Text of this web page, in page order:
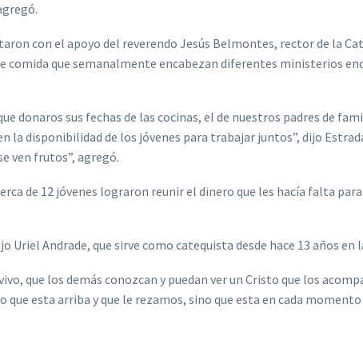
con el apoyo del reverendo Jesús Belmontes, rector de la
comida que semanalmente encabezan diferentes ministerios
donaros sus fechas de las cocinas, el de nuestros padres de
la disponibilidad de los jóvenes para trabajar juntos”, dijo
ven frutos”, agregó.
de 12 jóvenes lograron reunir el dinero que les hacía falta
Uriel Andrade, que sirve como catequista desde hace 13 años en
que los demás conozcan y puedan ver un Cristo que los
que esta arriba y que le rezamos, sino que esta en cada